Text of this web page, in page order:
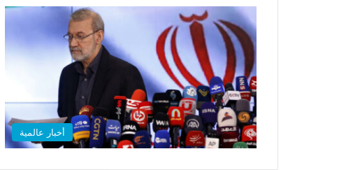
أخبار عالمية